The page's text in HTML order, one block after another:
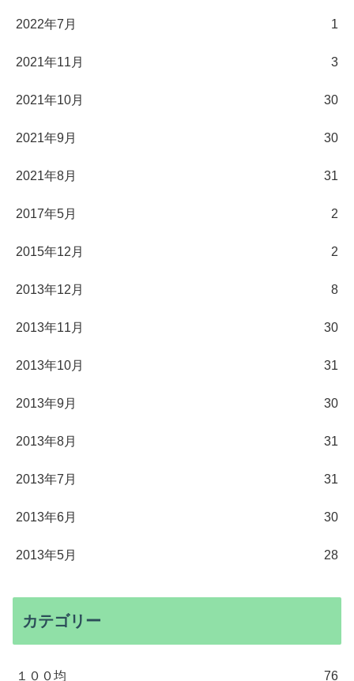
2022年7月 1
2021年11月 3
2021年10月 30
2021年9月 30
2021年8月 31
2017年5月 2
2015年12月 2
2013年12月 8
2013年11月 30
2013年10月 31
2013年9月 30
2013年8月 31
2013年7月 31
2013年6月 30
2013年5月 28
カテゴリー
１００均 76